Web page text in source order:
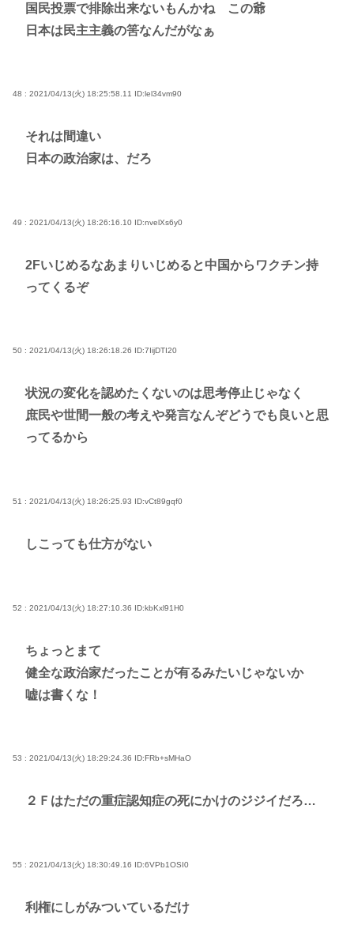
国民投票で排除出来ないもんかね この爺
日本は民主主義の筈なんだがなぁ
48 : 2021/04/13(火) 18:25:58.11 ID:lel34vm90
それは間違い
日本の政治家は、だろ
49 : 2021/04/13(火) 18:26:16.10 ID:nvelXs6y0
2Fいじめるなあまりいじめると中国からワクチン持
ってくるぞ
50 : 2021/04/13(火) 18:26:18.26 ID:7IijDTI20
状況の変化を認めたくないのは思考停止じゃなく
庶民や世間一般の考えや発言なんぞどうでも良いと思
ってるから
51 : 2021/04/13(火) 18:26:25.93 ID:vCt89gqf0
しこっても仕方がない
52 : 2021/04/13(火) 18:27:10.36 ID:kbKxl91H0
ちょっとまて
健全な政治家だったことが有るみたいじゃないか
嘘は書くな！
53 : 2021/04/13(火) 18:29:24.36 ID:FRb+sMHaO
２Ｆはただの重症認知症の死にかけのジジイだろ…
55 : 2021/04/13(火) 18:30:49.16 ID:6VPb1OSI0
利権にしがみついているだけ